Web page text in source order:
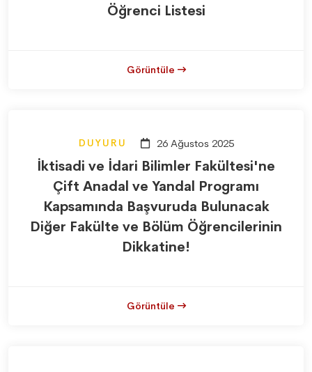
Öğrenci Listesi
Görüntüle
DUYURU 26 Ağustos 2025
İktisadi ve İdari Bilimler Fakültesi'ne
Çift Anadal ve Yandal Programı
Kapsamında Başvuruda Bulunacak
Diğer Fakülte ve Bölüm Öğrencilerinin
Dikkatine!
Görüntüle